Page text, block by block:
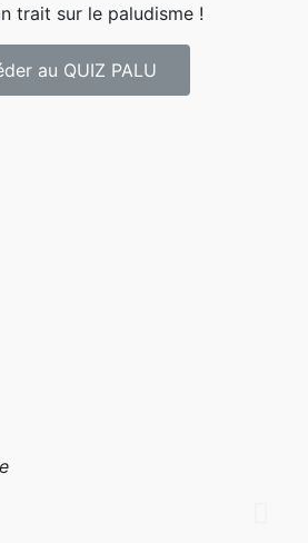
trait sur le paludisme !
au QUIZ PALU